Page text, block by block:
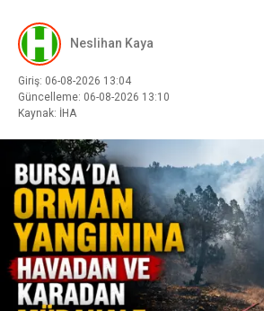
Neslihan Kaya
Giriş: 06-08-2026 13:04
Güncelleme: 06-08-2026 13:10
Kaynak: İHA